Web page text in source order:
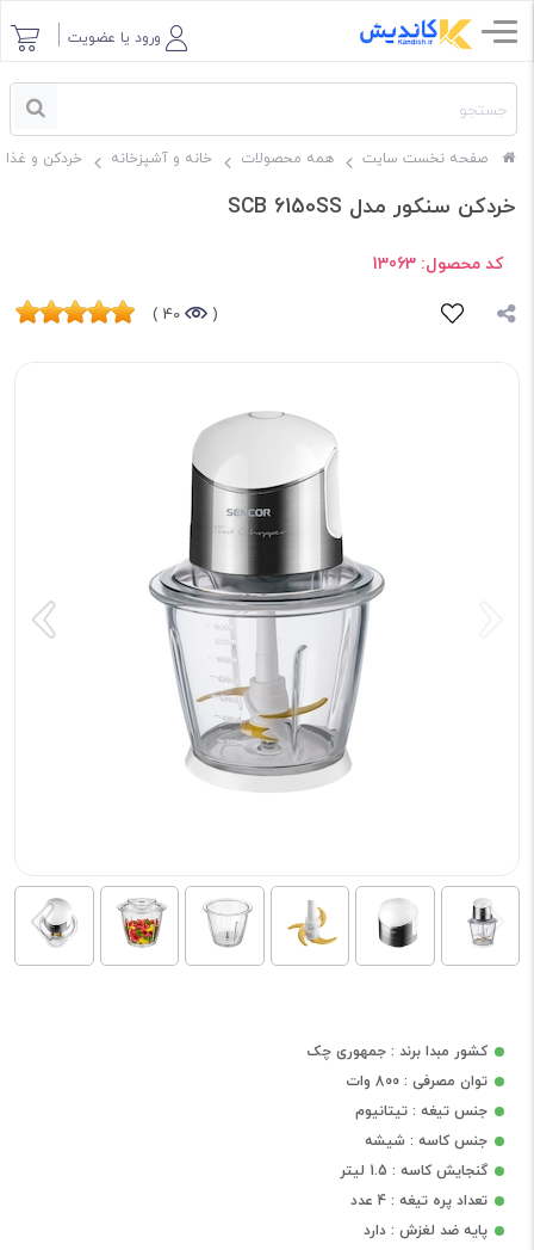
ورود یا عضویت
صفحه نخست سایت همه محصولات خانه و آشپزخانه خردکن و
خردکن سنکور مدل SCB 6150SS
کد محصول: 13063
(
40 )
کشور مبدا برند : جمهوری چک
توان مصرفی : 800 وات
جنس تیغه : تیتانیوم
جنس کاسه : شیشه
گنجایش کاسه : 1.5 لیتر
تعداد پره تیغه : 4 عدد
پایه ضد لغزش : دارد